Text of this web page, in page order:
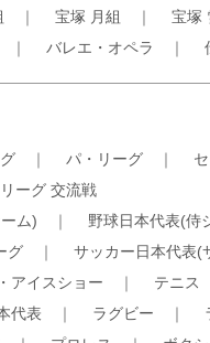
｜ 宝塚 月組 ｜ 宝塚
｜ バレエ・オペラ ｜
｜ パ・リーグ ｜
ーグ 交流戦
ム) ｜ 野球日本代表(侍
グ ｜ サッカー日本代表(
アイスショー ｜ テニス
代表 ｜ ラグビー ｜